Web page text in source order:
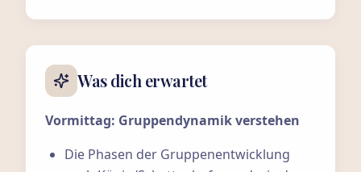
Was dich erwartet
Vormittag: Gruppendynamik verstehen
Die Phasen der Gruppenentwicklung